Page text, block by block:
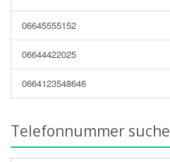
06645555152
06644422025
0664123548646
Telefonnummer